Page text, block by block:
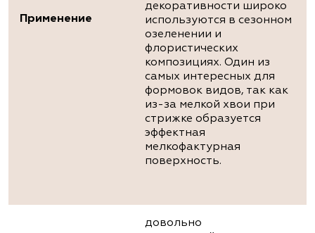
Применение
декоративности широко
используются в сезонном
озеленении и
флористических
композициях. Один из
самых интересных для
формовок видов, так как
из-за мелкой хвои при
стрижке образуется
эффектная
мелкофактурная
поверхность.
довольно